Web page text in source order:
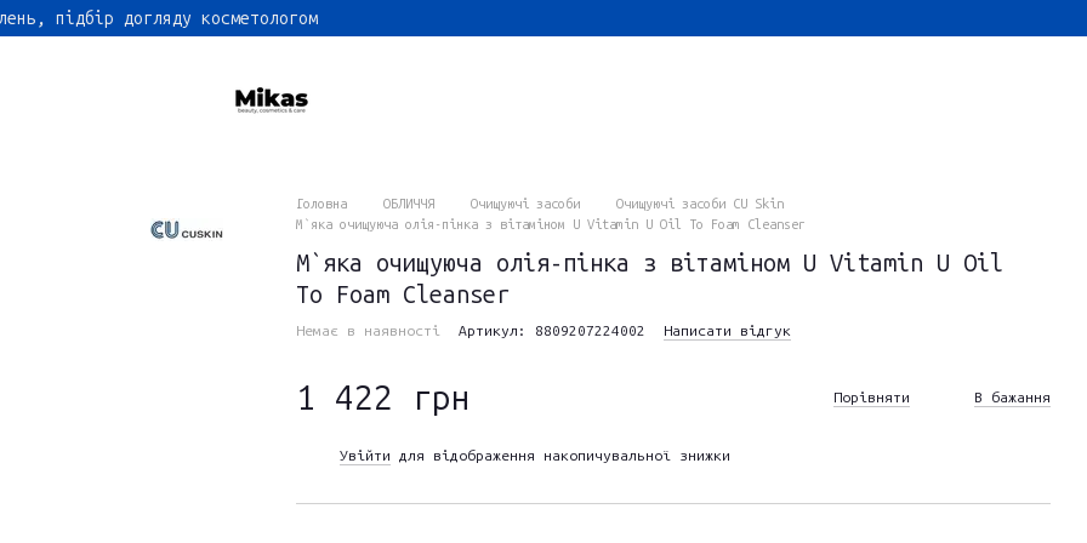
підбір догляду косметологом
Головна ОБЛИЧЧЯ Очищуючі засоби
Очищуючі засоби CU Skin
М`яка очищуюча олія-пінка з вітаміном U Vitamin U Oil To Foam Cleanser
М`яка очищуюча олія-пінка з вітаміном U Vitamin U Oil
To Foam Cleanser
Немає в наявності Артикул: 8809207224002 Написати відгук
1 422 грн Порівняти В бажання
Увійти для відображення накопичувальної знижки